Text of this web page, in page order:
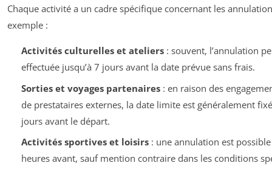
Chaque activité a un cadre spécifique concernant les
exemple :
Activités culturelles et ateliers: souvent, l’annulation
effectuée jusqu’à 7 jours avant la date prévue sans frais.
Sorties et voyages partenaires: en raison des
de prestataires externes, la date limite est généralement
jours avant le départ.
Activités sportives et loisirs: une annulation est possible
heures avant, sauf mention contraire dans les conditions